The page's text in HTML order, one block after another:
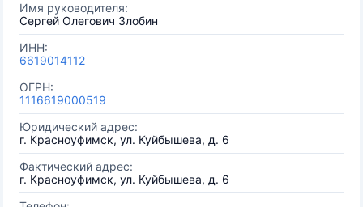
Имя руководителя:
Сергей Олегович Злобин
ИНН:
6619014112
ОГРН:
1116619000519
Юридический адрес:
г. Красноуфимск, ул. Куйбышева, д. 6
Фактический адрес:
г. Красноуфимск, ул. Куйбышева, д. 6